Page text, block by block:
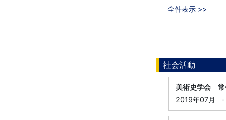
全件表示 >>
社会活動
美術史学会
2019年07月
-